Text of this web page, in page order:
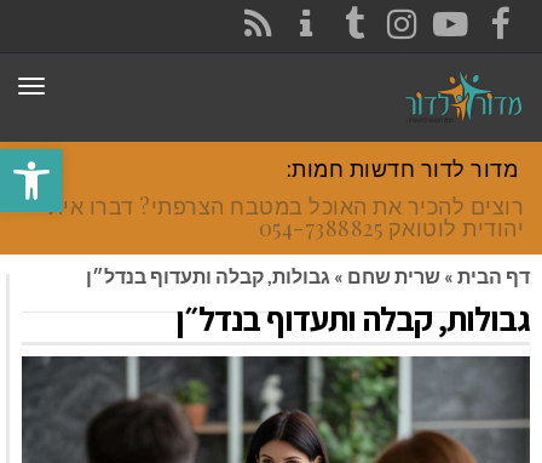
פתח
FACEBOOK
YOUTUBE
INSTAGRAM
TUMBLR
מדור לדור חדשות חמות:
רוצים להכיר את האוכל במטבח הצרפתי? דברו איתי
יהודית לוטואק 054-7388825.
דף הבית » שרית שחם » גבולות, קבלה ותעדוף בנדל״ן
גבולות, קבלה ותעדוף בנדל״ן